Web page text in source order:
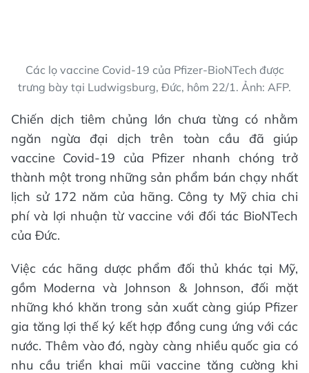
Các lọ vaccine Covid-19 của Pfizer-BioNTech được
trưng bày tại Ludwigsburg, Đức, hôm 22/1. Ảnh: AFP.
Chiến dịch tiêm chủng lớn chưa từng có nhằm
ngăn ngừa đại dịch trên toàn cầu đã giúp
vaccine Covid-19 của Pfizer nhanh chóng trở
thành một trong những sản phẩm bán chạy nhất
lịch sử 172 năm của hãng. Công ty Mỹ chia chi
phí và lợi nhuận từ vaccine với đối tác BioNTech
của Đức.
Việc các hãng dược phẩm đối thủ khác tại Mỹ,
gồm Moderna và Johnson & Johnson, đối mặt
những khó khăn trong sản xuất càng giúp Pfizer
gia tăng lợi thế ký kết hợp đồng cung ứng với các
nước. Thêm vào đó, ngày càng nhiều quốc gia có
nhu cầu triển khai mũi vaccine tăng cường khi